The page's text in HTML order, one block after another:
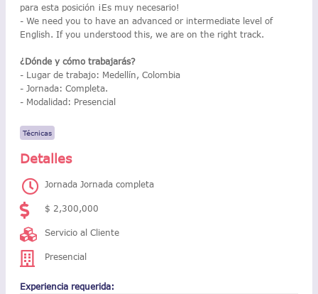
para esta posición ¡Es muy necesario!
- We need you to have an advanced or intermediate level of
English. If you understood this, we are on the right track.
¿Dónde y cómo trabajarás?
- Lugar de trabajo: Medellín, Colombia
- Jornada: Completa.
- Modalidad: Presencial
Técnicas
Detalles
Jornada Jornada completa
$ 2,300,000
Servicio al Cliente
Presencial
Experiencia requerida: